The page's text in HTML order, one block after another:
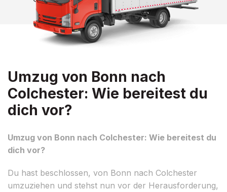
Umzug von Bonn nach
Colchester: Wie bereitest du
dich vor?
Umzug von Bonn nach Colchester: Wie bereitest du
dich vor?
Du hast beschlossen, von Bonn nach Colchester
umzuziehen und stehst nun vor der Herausforderung,